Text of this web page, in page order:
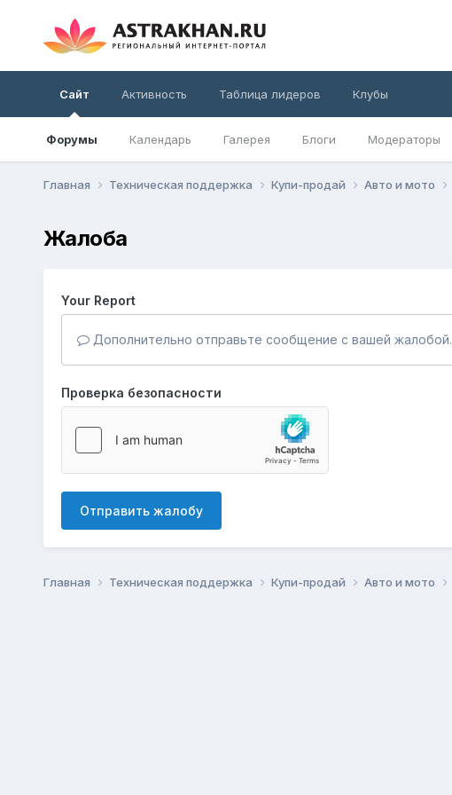
Сайт
Форумы Календарь Галерея Блоги Модераторы
Активность Таблица лидеров Клубы
Главная Техническая поддержка Купи-продай Авто и мото
Жалоба
Your Report
Дополнительно отправьте сообщение с вашей жалобой.
Проверка безопасности
Отправить жалобу
Главная Техническая поддержка Купи-продай Авто и мото